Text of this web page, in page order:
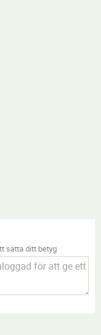
sätta ditt betyg